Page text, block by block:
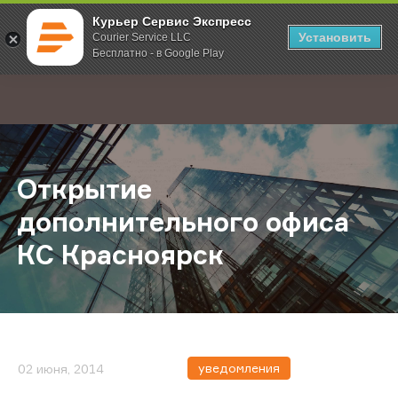
Курьер Сервис Экспресс
Courier Service LLC
Бесплатно - в Google Play
Установить
; Главная О компании Новости Открытие дополнительного
Открытие
дополнительного офиса
КС Красноярск
02 июня, 2014 уведомления